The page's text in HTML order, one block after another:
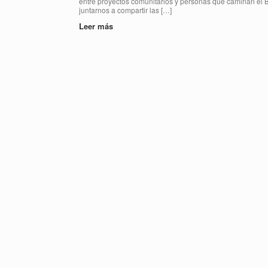
juntarnos a compartir las […]
Leer más